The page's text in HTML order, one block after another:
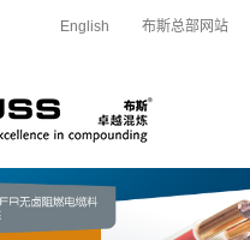
English 布斯总部网站